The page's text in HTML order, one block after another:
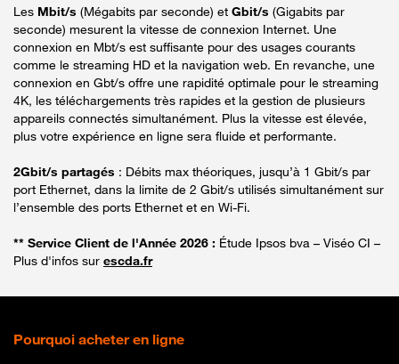
Les Mbit/s (Mégabits par seconde) et Gbit/s (Gigabits par
seconde) mesurent la vitesse de connexion Internet. Une
connexion en Mbt/s est suffisante pour des usages courants
comme le streaming HD et la navigation web. En revanche, une
connexion en Gbt/s offre une rapidité optimale pour le streaming
4K, les téléchargements très rapides et la gestion de plusieurs
appareils connectés simultanément. Plus la vitesse est élevée,
plus votre expérience en ligne sera fluide et performante.
2Gbit/s partagés : Débits max théoriques, jusqu’à 1 Gbit/s par
port Ethernet, dans la limite de 2 Gbit/s utilisés simultanément sur
l’ensemble des ports Ethernet et en Wi-Fi.
** Service Client de l'Année 2026 : Étude Ipsos bva – Viséo CI –
Plus d'infos sur escda.fr
Pourquoi acheter en ligne